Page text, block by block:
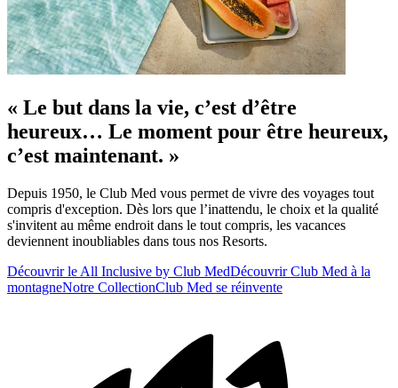
« Le but dans la vie, c’est d’être
heureux… Le moment pour être heureux,
c’est maintenant. »
Depuis 1950, le Club Med vous permet de vivre des voyages tout
compris d'exception. Dès lors que l’inattendu, le choix et la qualité
s'invitent au même endroit dans le tout compris, les vacances
deviennent inoubliables dans tous nos Resorts.
Découvrir le All Inclusive by Club MedDécouvrir Club Med à la
montagneNotre CollectionClub Med se réinvente